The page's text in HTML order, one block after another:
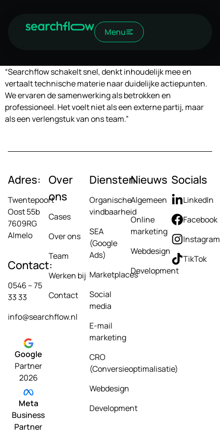
Menu
“Searchflow schakelt snel, denkt inhoudelijk mee en
vertaalt technische materie naar duidelijke actiepunten.
We ervaren de samenwerking als betrokken en
professioneel. Het voelt niet als een externe partij, maar
als een verlengstuk van ons team.”
Adres:
Twentepoort
Oost 55b
7609RG
Almelo
Contact:
0546 – 75
33 33
info@searchflow.nl
Google
Partner
2026
Meta
Business
Partner
Over
ons
Cases
Over ons
Team
Werken bij
Contact
Diensten
Organische
vindbaarheid
SEA
(Google
Ads)
Marketplaces
Social
media
E-mail
marketing
CRO
(Conversieoptimalisatie)
Webdesign
Development
Nieuws
Algemeen
Online
marketing
Webdesign
Development
Socials
LinkedIn
Facebook
Instagram
TikTok